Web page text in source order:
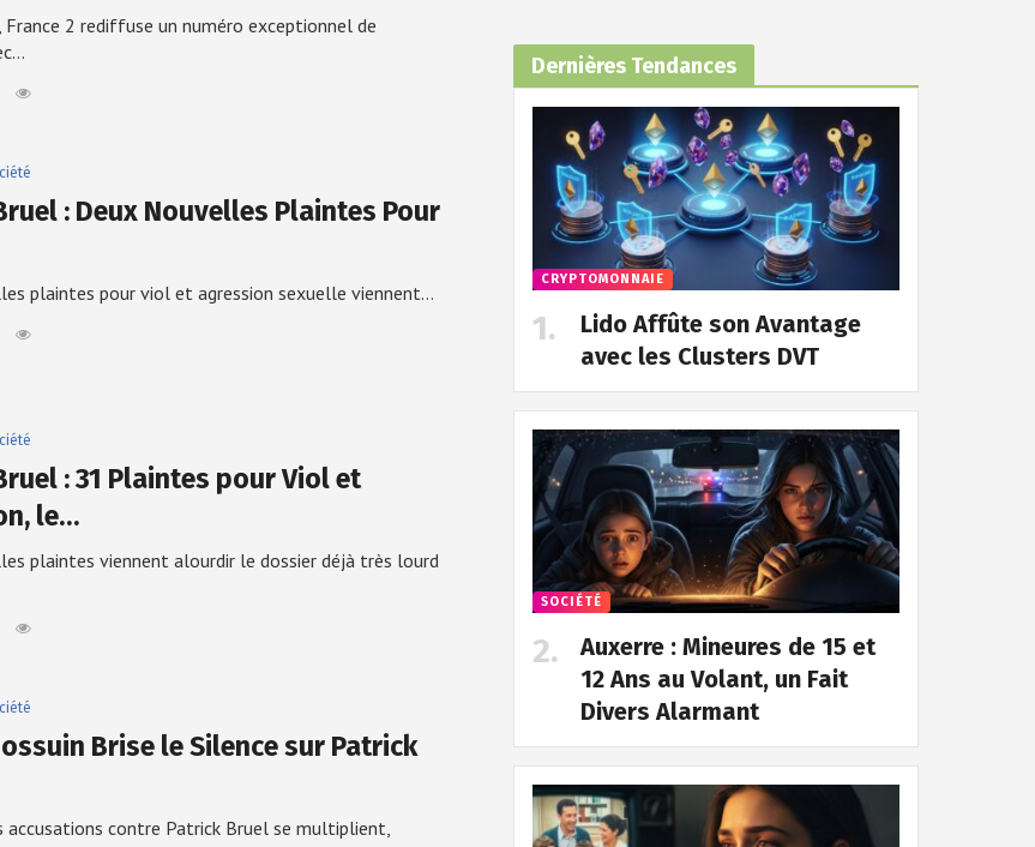
2 rediffuse un numéro exceptionnel de
: Deux Nouvelles Plaintes Pour
plaintes pour viol et agression sexuelle viennent…
: 31 Plaintes pour Viol et
le…
plaintes viennent alourdir le dossier déjà très lourd
Brise le Silence sur Patrick
accusations contre Patrick Bruel se multiplient,
Dernières Tendances
CRYPTOMONNAIE
Lido Affûte son Avantage
avec les Clusters DVT
SOCIÉTÉ
Auxerre : Mineures de 15 et
12 Ans au Volant, un Fait
Divers Alarmant